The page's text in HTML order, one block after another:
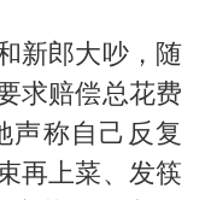
新郎大吵，随
求赔偿总花费
声称自己反复
再上菜、发筷